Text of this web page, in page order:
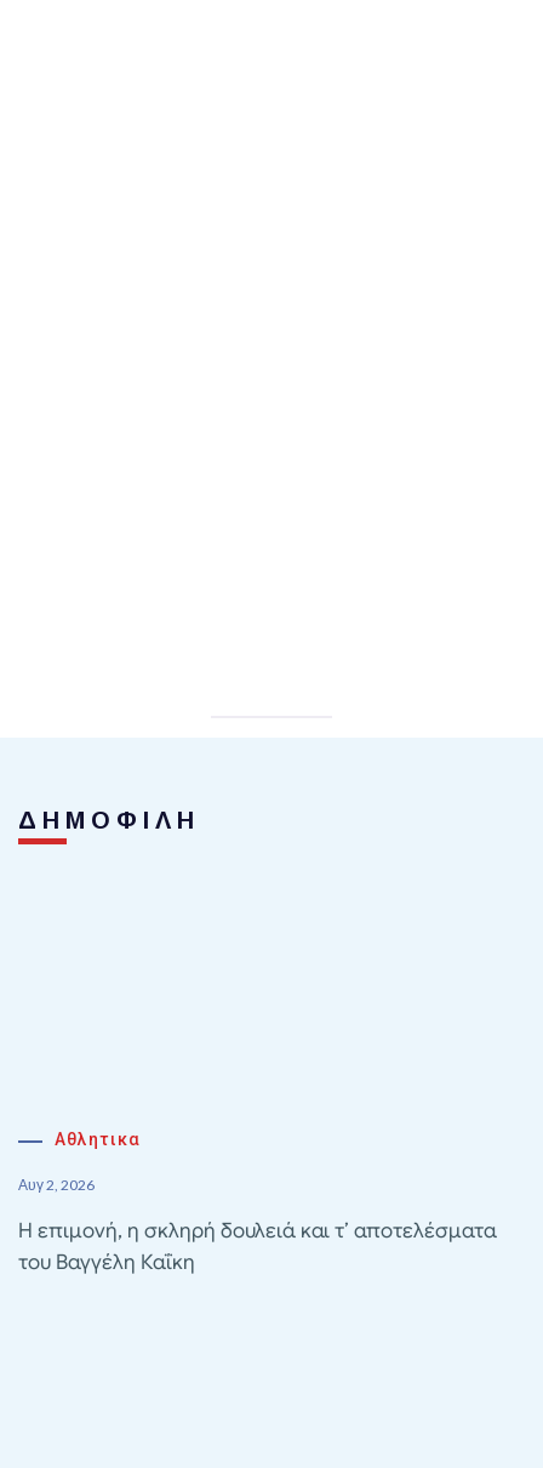
ΔΗΜΟΦΙΛΗ
Αθλητικα
Αυγ 2, 2026
Η επιμονή, η σκληρή δουλειά και τ’ αποτελέσματα
του Βαγγέλη Καΐκη